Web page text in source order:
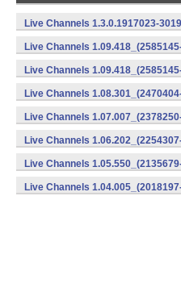
Live Channels 1.3.0.1917023-
Live Channels
Live Channels
v7a) (Android)
Live Channels
v7a) (Android)
Live Channels
v7a) (Android)
Live Channels
Live Channels
Live Channels